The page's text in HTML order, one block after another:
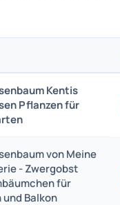
Kentis
Pflanzen für
von Meine
- Zwergobst
für
Balkon